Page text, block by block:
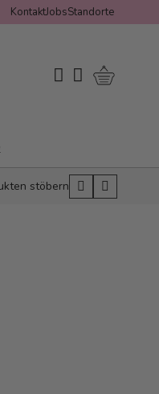
KontaktJobsStandorte
My Wishlist
Mein Konto
stöbern